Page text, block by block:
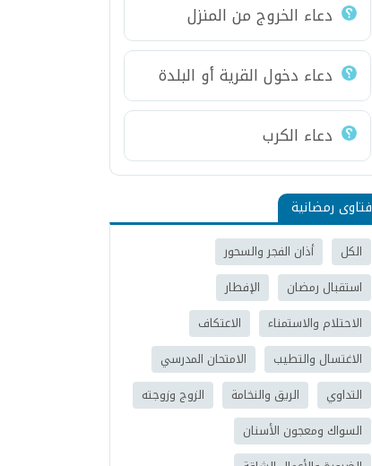
دعاء الخروج من المنزل
دعاء دخول القرية أو البلدة
دعاء الكرب
فتاوى رمضانية
الكل
أذان الفجر والسحور
استقبال رمضان
الإفطار
الاحتلام والاستمناء
الاعتكاف
الاغتسال والتطيب
الامتحان المدرسي
التداوي
الريق والنخامة
الزوج وزوجته
السواك ومعجون الأسنان